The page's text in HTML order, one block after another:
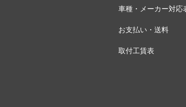
車種・メーカー対応
お支払い・送料
取付工賃表